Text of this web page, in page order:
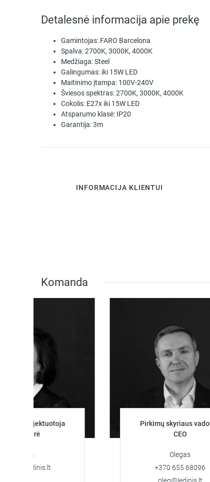
Detalesnė informacija apie prekę
Gamintojas: FARO Barcelona
Spalva:2700K, 3000K, 4000K
Medžiaga:Steel
Galingumas: iki 15W LED
Maitinimo įtampa: 100V-240V
Šviesos spektras:2700K, 3000K, 4000K
Cokolis: E27x iki 15W LED
Atsparumo klasė: IP20
Garantija:3m
INFORMACIJA KLIENTUI
Komanda
Pirkimų skyriaus vadovas
+370 655 68096